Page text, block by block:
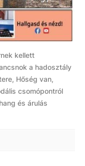
kellett
a hadosztály
Hőség van,
csomópontról
és árulás